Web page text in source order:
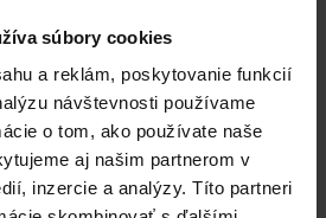
súbory cookies
a reklám, poskytovanie funkcií
návštevnosti používame
o tom, ako používate naše
aj našim partnerom v
inzercie a analýzy. Títo partneri
na bazén s priemerom 4,6 m